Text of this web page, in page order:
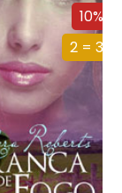
10%
2 = 3